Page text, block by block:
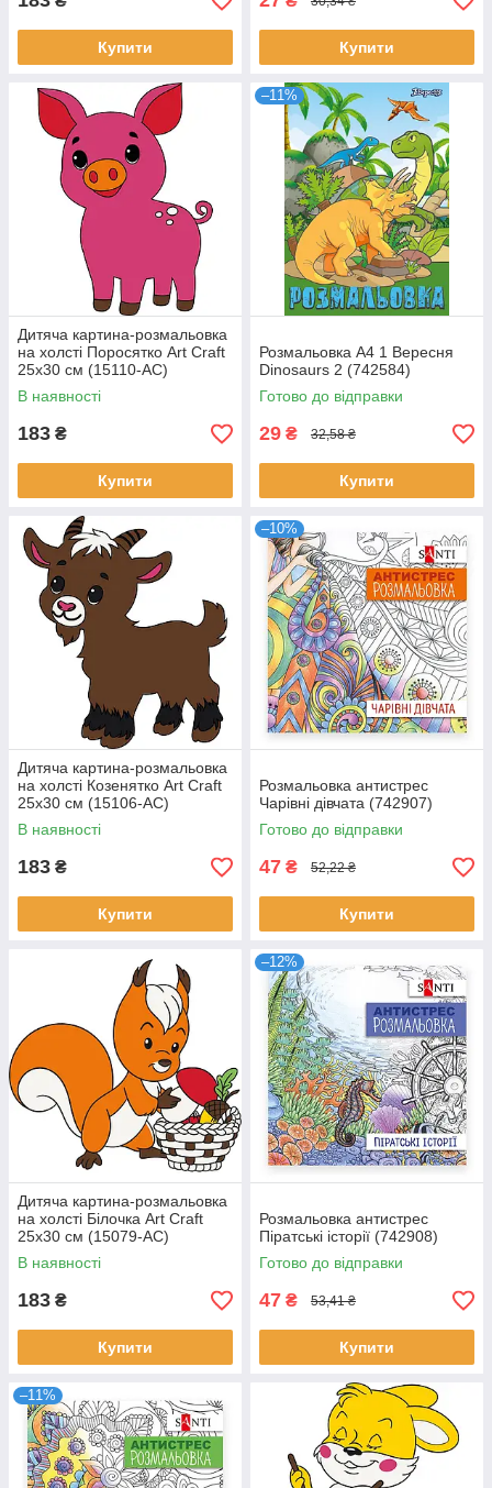
Купити Купити
Дитяча картина-розмальовка
на холсті Поросятко Art Craft
25х30 см (15110-AC)
В наявності
183 ₴
Купити
–11%
Розмальовка А4 1 Вересня
Dinosaurs 2 (742584)
Готово до відправки
29 ₴ 32,58 ₴
Купити
Дитяча картина-розмальовка
на холсті Козенятко Art Craft
25х30 см (15106-AC)
В наявності
183 ₴
Купити
–10%
Розмальовка антистрес
Чарівні дівчата (742907)
Готово до відправки
47 ₴ 52,22 ₴
Купити
Дитяча картина-розмальовка
на холсті Білочка Art Craft
25х30 см (15079-AC)
В наявності
183 ₴
Купити
–12%
Розмальовка антистрес
Піратські історії (742908)
Готово до відправки
47 ₴ 53,41 ₴
Купити
–11%